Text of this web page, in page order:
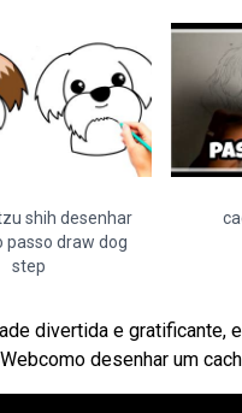
shih desenhar
passo draw dog
step
divertida e gratificante,
desenhar um